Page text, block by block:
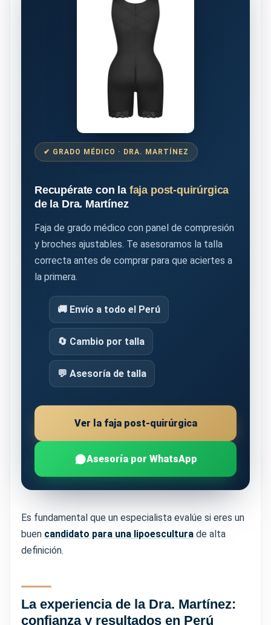
✔ GRADO MÉDICO · DRA. MARTÍNEZ
Recupérate con la faja post-quirúrgica
de la Dra. Martínez
Faja de grado médico con panel de compresión
y broches ajustables. Te asesoramos la talla
correcta antes de comprar para que aciertes a
la primera.
🚚 Envío a todo el Perú
🔄 Cambio por talla
💬 Asesoría de talla
Ver la faja post-quirúrgica
Asesoría por WhatsApp
Es fundamental que un especialista evalúe si eres un
buen candidato para una lipoescultura de alta
definición.
La experiencia de la Dra. Martínez:
confianza y resultados en Perú